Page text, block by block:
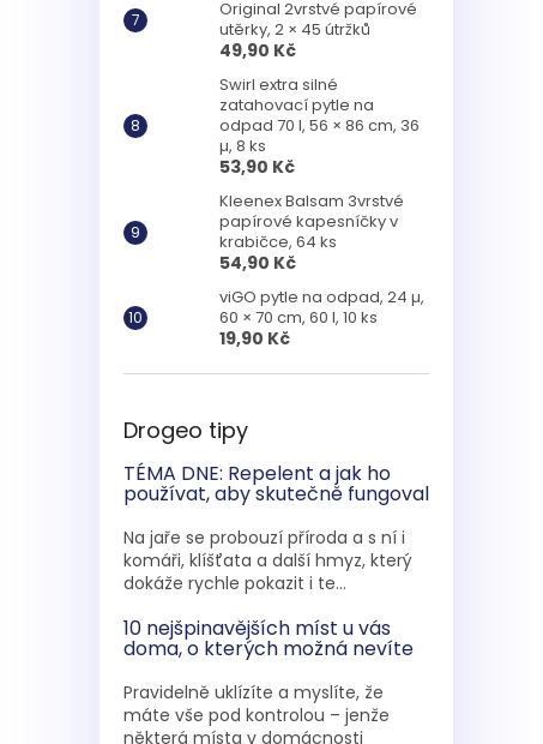
Original 2vrstvé papírové
utěrky, 2 × 45 útržků
49,90 Kč
Swirl extra silné
zatahovací pytle na
odpad 70 l, 56 × 86 cm, 36
µ, 8 ks
53,90 Kč
Kleenex Balsam 3vrstvé
papírové kapesníčky v
krabičce, 64 ks
54,90 Kč
viGO pytle na odpad, 24 µ,
60 × 70 cm, 60 l, 10 ks
19,90 Kč
Drogeo tipy
TÉMA DNE: Repelent a jak ho
používat, aby skutečně fungoval
Na jaře se probouzí příroda a s ní i
komáři, klíšťata a další hmyz, který
dokáže rychle pokazit i te...
10 nejšpinavějších míst u vás
doma, o kterých možná nevíte
Pravidelně uklízíte a myslíte, že
máte vše pod kontrolou – jenže
některá místa v domácnosti